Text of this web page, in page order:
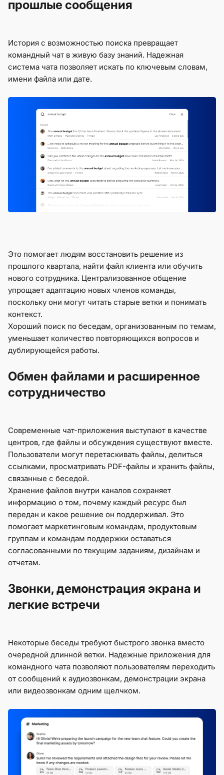
прошлые сообщения
История с возможностью поиска превращает
командный чат в живую базу знаний. Надежная
система чата позволяет искать по ключевым словам,
имени файла или дате.
Это помогает людям восстановить решение из
прошлого квартала, найти файл клиента или обучить
нового сотрудника. Централизованное общение
упрощает адаптацию новых членов команды,
поскольку они могут читать старые ветки и понимать
контекст.
Хороший поиск по беседам, организованным по темам,
уменьшает количество повторяющихся вопросов и
дублирующейся работы.
Обмен файлами и расширенное
сотрудничество
Современные чат-приложения выступают в качестве
центров, где файлы и обсуждения существуют вместе.
Пользователи могут перетаскивать файлы, делиться
ссылками, просматривать PDF-файлы и хранить файлы,
связанные с беседой.
Хранение файлов внутри каналов сохраняет
информацию о том, почему каждый ресурс был
передан и какое решение он поддерживал. Это
помогает маркетинговым командам, продуктовым
группам и командам поддержки оставаться
согласованными по текущим заданиям, дизайнам и
отчетам.
Звонки, демонстрация экрана и
легкие встречи
Некоторые беседы требуют быстрого звонка вместо
очередной длинной ветки. Надежные приложения для
командного чата позволяют пользователям переходить
от сообщений к аудиозвонкам, демонстрации экрана
или видеозвонкам одним щелчком.